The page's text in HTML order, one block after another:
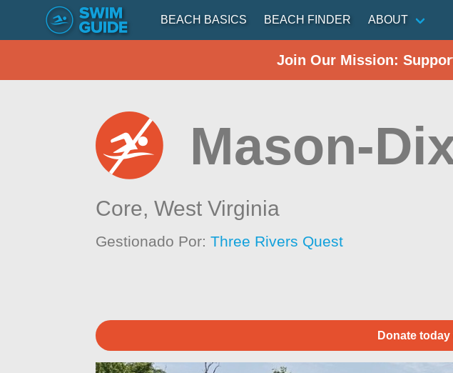
BEACH BASICS BEACH FINDER ABOUT
Join Our Mission:
Mason-
Core,West Virginia
Gestionado Por:Three Rivers Quest
Donate